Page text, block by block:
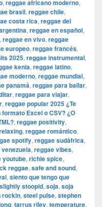
, reggae africano moderno,
brasil, reggae chile,
costa rica, reggae del
, reggae en español,
, reggae en vivo, reggae
europeo, reggae francés,
2025, reggae instrumental,
kenia, reggae latino,
moderno, reggae mundial,
panamá, reggae para bailar,
, reggae para viajar,
, reggae popular 2025 ¿Te
Excel o CSV? ¿O
, reggae positivity,
, reggae romántico,
spotify, reggae sudáfrica,
, reggae vibes,
youtube, richie spice,
reggae, safe and sound,
, siento que tengo que
slightly stoopid, soja, soja
rockin, steel pulse, stephen
, tarrus riley, temperature,